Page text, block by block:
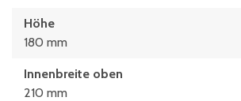
Höhe
180 mm
Innenbreite oben
210 mm